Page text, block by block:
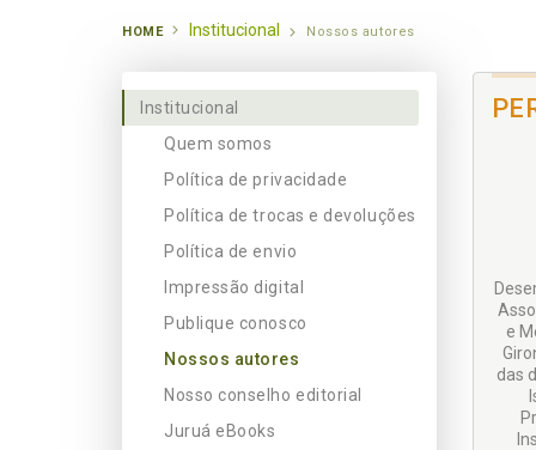
HOME Institucional Nossos autores
Institucional
Quem somos
Política de privacidade
Política de trocas e devoluções
Política de envio
Impressão digital
Publique conosco
Nossos autores
Nosso conselho editorial
Juruá eBooks
e
das